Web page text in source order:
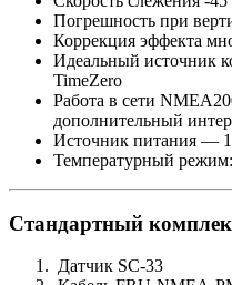
Погрешность при
Коррекция эффекта
Идеальный источник
TimeZero
Работа в сети
дополнительный
Источник питания —
Температурный
Стандартный
Датчик SC-33